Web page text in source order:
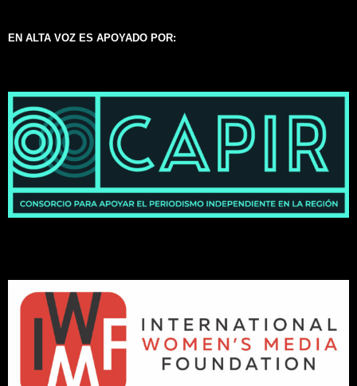
EN ALTA VOZ ES APOYADO POR: